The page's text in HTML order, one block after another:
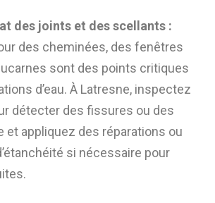
des joints et des scellants :
des cheminées, des fenêtres
sont des points critiques
d’eau. À Latresne, inspectez
détecter des fissures ou des
et appliquez des réparations ou
si nécessaire pour